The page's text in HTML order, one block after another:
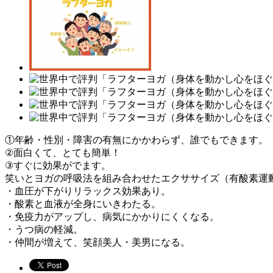
①年齢・性別・障害の有無にかかわらず、誰でもできます。
②面白くて、とても簡単！
③すぐに効果がでます。
笑いとヨガの呼吸法を組み合わせたエクササイズ（有酸素運
・血圧が下がりリラックス効果あり。
・酸素と血液が全身にいきわたる。
・免疫力がアップし、病気にかかりにくくなる。
・うつ病の軽減。
・仲間が増えて、笑顔美人・美男になる。